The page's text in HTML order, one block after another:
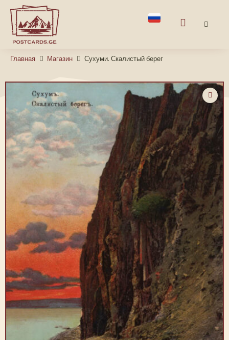
Главная Магазин Сухуми. Скалистый берег